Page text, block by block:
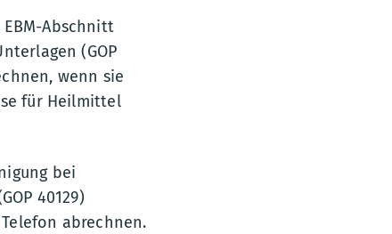
Abschnitt
(GOP
wenn sie
für Heilmittel
bei
40129)
abrechnen.